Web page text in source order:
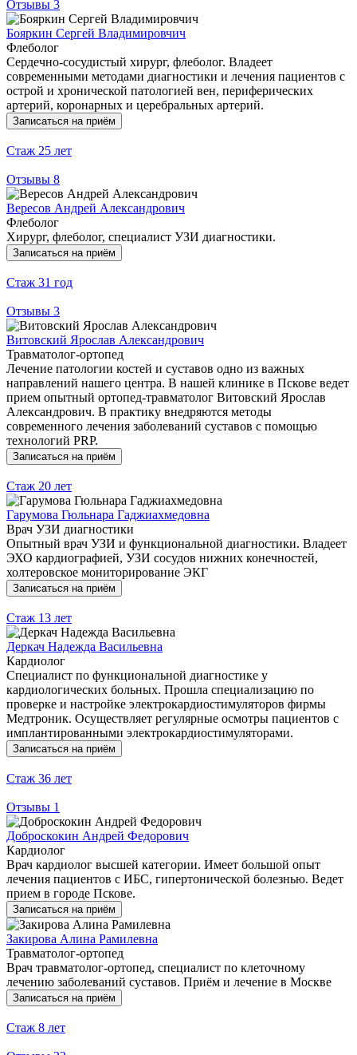
Отзывы 3
Бояркин Сергей Владимировчич
Флеболог
Сердечно-сосудистый хирург, флеболог. Владеет
современными методами диагностики и лечения пациентов с
острой и хронической патологией вен, периферических
артерий, коронарных и церебральных артерий.
Записаться на приём
Стаж 25 лет
Отзывы 8
Вересов Андрей Александрович
Флеболог
Хирург, флеболог, специалист УЗИ диагностики.
Записаться на приём
Стаж 31 год
Отзывы 3
Витовский Ярослав Александрович
Травматолог-ортопед
Лечение патологии костей и суставов одно из важных
направлений нашего центра. В нашей клинике в Пскове ведет
прием опытный ортопед-травматолог Витовский Ярослав
Александрович. В практику внедряются методы
современного лечения заболеваний суставов с помощью
технологий PRP.
Записаться на приём
Стаж 20 лет
Гарумова Гюльнара Гаджиахмедовна
Врач УЗИ диагностики
Опытный врач УЗИ и функциональной диагностики. Владеет
ЭХО кардиографией, УЗИ сосудов нижних конечностей,
холтеровское мониторирование ЭКГ
Записаться на приём
Стаж 13 лет
Деркач Надежда Васильевна
Кардиолог
Специалист по функциональной диагностике у
кардиологических больных. Прошла специализацию по
проверке и настройке электрокардиостимуляторов фирмы
Медтроник. Осуществляет регулярные осмотры пациентов с
имплантированными электрокардиостимуляторами.
Записаться на приём
Стаж 36 лет
Отзывы 1
Доброскокин Андрей Федорович
Кардиолог
Врач кардиолог высшей категории. Имеет большой опыт
лечения пациентов с ИБС, гипертонической болезнью. Ведет
прием в городе Пскове.
Записаться на приём
Закирова Алина Рамилевна
Травматолог-ортопед
Врач травматолог-ортопед, специалист по клеточному
лечению заболеваний суставов. Приём и лечение в Москве
Записаться на приём
Стаж 8 лет